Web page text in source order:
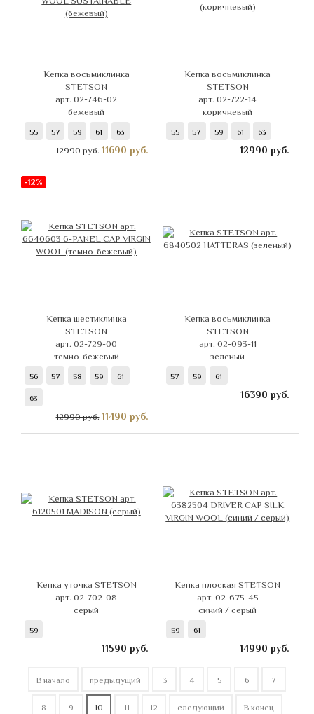
Кепка восьмиклинка
STETSON
арт. 02-746-02
бежевый
55 57 59 61 63
12990 руб. 11690 руб.
Кепка восьмиклинка
STETSON
арт. 02-722-14
коричневый
55 57 59 61 63
12990 руб.
-12%
Кепка шестиклинка
STETSON
арт. 02-729-00
темно-бежевый
56 57 58 59 61
63
12990 руб. 11490 руб.
Кепка восьмиклинка
STETSON
арт. 02-093-11
зеленый
57 59 61
16390 руб.
Кепка уточка STETSON
арт. 02-702-08
серый
59
11590 руб.
Кепка плоская STETSON
арт. 02-675-45
синий / серый
59 61
14990 руб.
В начало предыдущий 3 4 5 6 7
8 9 10 11 12 следующий В конец